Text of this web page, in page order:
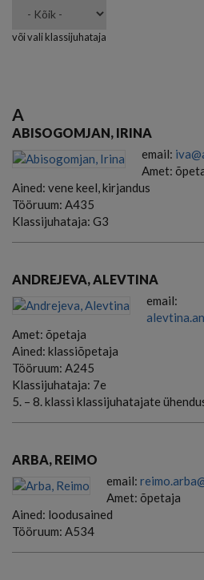
või vali klassijuhataja
A
ABISOGOMJAN, IRINA
email:
Amet:
Ained: vene keel, kirjandus
Tööruum: A435
Klassijuhataja: G3
ANDREJEVA, ALEVTINA
email:
Amet: õpetaja
Ained: klassiõpetaja
Tööruum: A245
Klassijuhataja: 7e
5. – 8. klassi klassijuhatajate
ARBA, REIMO
email:
Amet: õpetaja
Ained: loodusained
Tööruum: A534